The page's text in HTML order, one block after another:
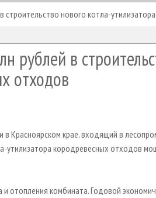
строительство нового котла-
рублей в
отходов
в Красноярском крае, входящий в
утилизатора кородревесных отходов
отопления комбината. Годовой